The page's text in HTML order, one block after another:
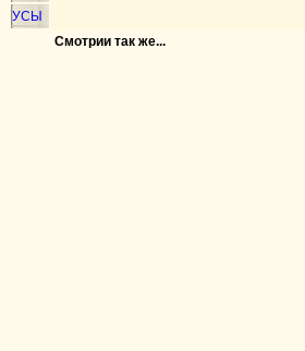
УСЫ
Смотрии так же...